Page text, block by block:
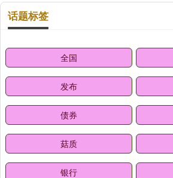
话题标签
全国
发布
债券
菇质
银行